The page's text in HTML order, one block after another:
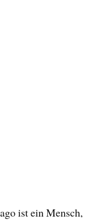
ist ein Mensch,